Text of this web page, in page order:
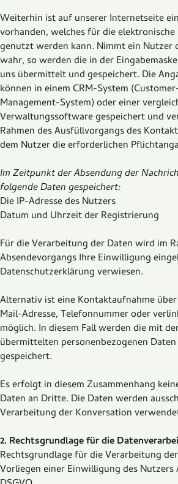
Weiterhin ist auf unserer Internetseite
vorhanden, welches für die
genutzt werden kann. Nimmt ein Nutzer
wahr, so werden die in der
uns übermittelt und gespeichert. Die
können in einem CRM-System
Management-System) oder einer
Verwaltungssoftware gespeichert und
Rahmen des Ausfüllvorgangs des
dem Nutzer die erforderlichen
Im Zeitpunkt der Absendung der
folgende Daten gespeichert:
Die IP-Adresse des Nutzers
Datum und Uhrzeit der Registrierung
Für die Verarbeitung der Daten wird im
Absendevorgangs Ihre Einwilligung
Datenschutzerklärung verwiesen.
Alternativ ist eine Kontaktaufnahme
Mail-Adresse, Telefonnummer oder
möglich. In diesem Fall werden die mit
übermittelten personenbezogenen
gespeichert.
Es erfolgt in diesem Zusammenhang
Daten an Dritte. Die Daten werden
Verarbeitung der Konversation
2. Rechtsgrundlage für die
Rechtsgrundlage für die Verarbeitung
Vorliegen einer Einwilligung des Nutzers